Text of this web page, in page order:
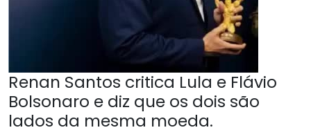
Renan Santos critica Lula e Flávio
Bolsonaro e diz que os dois são
lados da mesma moeda.